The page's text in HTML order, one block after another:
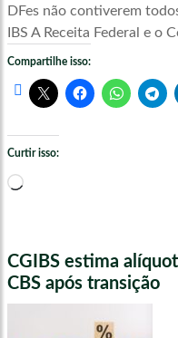
DFes não contiverem
IBS A Receita Federal e o
Compartilhe isso:
Curtir isso:
Carregando...
CGIBS estima
CBS após transição